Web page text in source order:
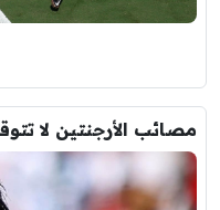
مصائب الأرجنتين لا